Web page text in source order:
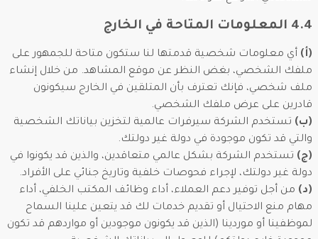
4.4 المعلومات المتاحة في الخارج
(أ) أي معلومات شخصية قدمتها لنا ستكون متاحة للجمهور على
ملفك الشخصي، بغض النظر عن موقع المشاهد. من خلال إنشاء
ملف شخصي، فإنك تعترف بأن المتلقين في الخارج سيكونون
قادرين على عرض ملفك الشخصي.
(ب) تستخدم الشركة سيرفرات عالمية لتخزين بياناتك الشخصية
والتي قد تكون موجودة في دولة غير دولتك.
(ج) تستخدم الشركة بشكل عالمي متعاقدين، والذين قد يكونوا في
دولة غير دولتك، لإجراء فحوصات خلفية وتاريخ جنائي على الأفراد.
(د) من أجل توفير دعم العملاء، أداء وظائف المكتب الخلفي، أداء
مهام منع الاحتيال أو تقديم خدمات لك قد يتعين علينا السماح
لموظفينا أو موردينا (الذين قد يكونون موجودين أو مواردهم قد تكون